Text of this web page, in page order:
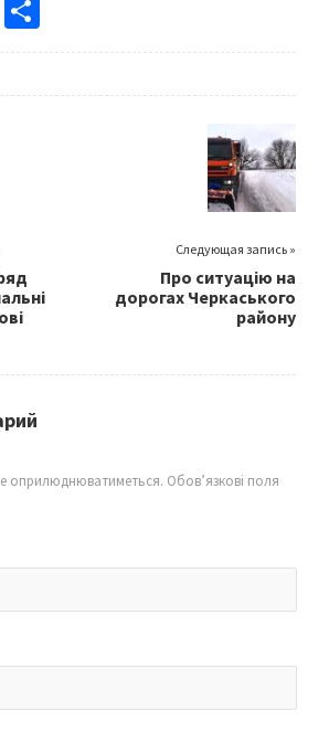
E
h
Следующая запись »
Про ситуацію на
дорогах Черкаського
району
оприлюднюватиметься. Обов’язкові поля